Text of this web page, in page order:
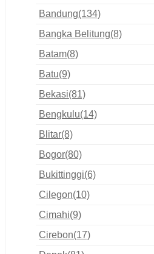
Bandung(134)
Bangka Belitung(8)
Batam(8)
Batu(9)
Bekasi(81)
Bengkulu(14)
Blitar(8)
Bogor(80)
Bukittinggi(6)
Cilegon(10)
Cimahi(9)
Cirebon(17)